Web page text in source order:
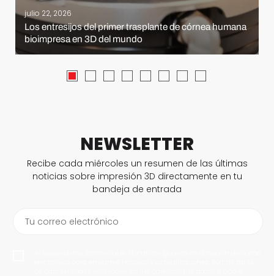
julio 22, 2026
Los entresijos del primer trasplante de córnea humana
bioimpresa en 3D del mundo
NEWSLETTER
Recibe cada miércoles un resumen de las últimas
noticias sobre impresión 3D directamente en tu
bandeja de entrada
Tu correo electrónico